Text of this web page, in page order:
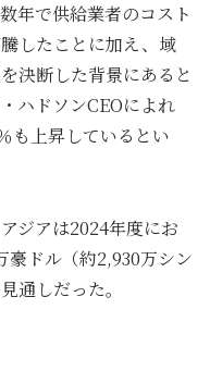
年で供給業者のコスト
したことに加え、域
決断した背景にあると
ハドソンCEOによれ
も上昇しているとい
ジアは2024年度にお
豪ドル（約2,930万シン
通しだった。